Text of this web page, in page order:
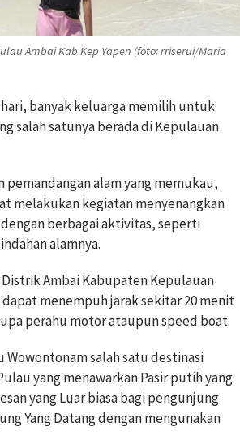
Ambai Kab Kep Yapen (foto: rriserui/Maria
banyak keluarga memilih untuk
salah satunya berada di Kepulauan
alam yang memukau,
melakukan kegiatan menyenangkan
berbagai aktivitas, seperti
alamnya.
Ambai Kabupaten Kepulauan
menempuh jarak sekitar 20 menit
perahu motor ataupun speed boat.
salah satu destinasi
yang menawarkan Pasir putih yang
yang Luar biasa bagi pengunjung
Yang Datang dengan mengunakan